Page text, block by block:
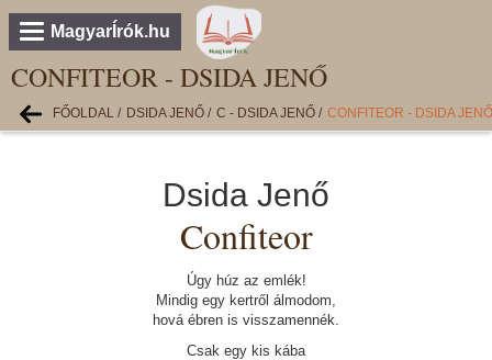
MagyarÍrók.hu
CONFITEOR - DSIDA JENŐ
FŐOLDAL / DSIDA JENŐ / C - DSIDA JENŐ / CONFITEOR - DSIDA JENŐ
Dsida Jenő
Confiteor
Úgy húz az emlék!
Mindig egy kertről álmodom,
hová ébren is visszamennék.
Csak egy kis kába